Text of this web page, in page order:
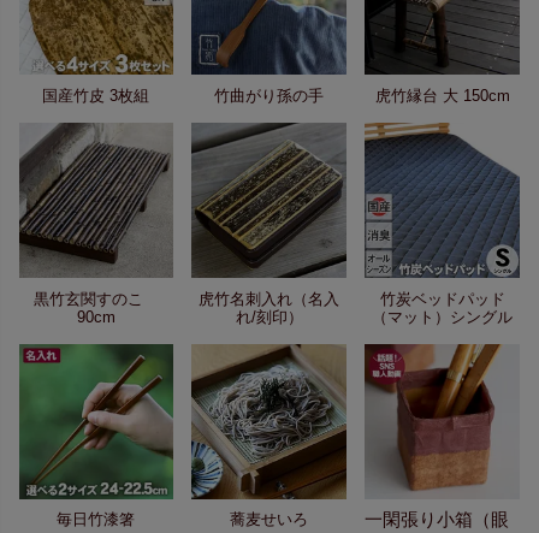
国産竹皮 3枚組 竹曲がり孫の手 虎竹縁台 大 150cm
黒竹玄関すのこ
90cm
虎竹名刺入れ（名入
れ/刻印）
竹炭ベッドパッド
（マット）シングル
毎日竹漆箸 蕎麦せいろ
一閑張り小箱（眼